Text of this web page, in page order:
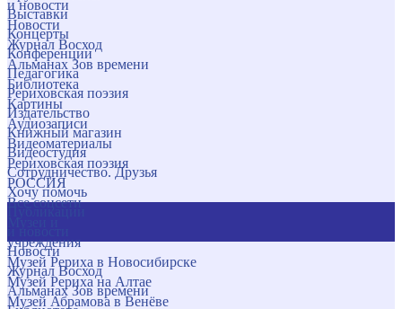
и новости
Новости
Журнал Восход
Альманах Зов времени
Библиотека
Картины
Аудиозаписи
Видеоматериалы
Рериховская поэзия
РОССИЯ
Все соцсети
учреждения
Музей Рериха в Новосибирске
Музей Рериха на Алтае
Музей Абрамова в Венёве
Выставки
Концерты
Конференции
Педагогика
Рериховская поэзия
Издательство
Книжный магазин
Видеостудия
Сотрудничество. Друзья
Хочу помочь
Новости
Журнал Восход
Альманах Зов времени